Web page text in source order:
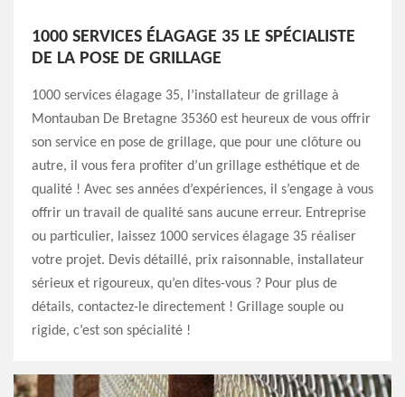
1000 SERVICES ÉLAGAGE 35 LE SPÉCIALISTE
DE LA POSE DE GRILLAGE
1000 services élagage 35, l’installateur de grillage à
Montauban De Bretagne 35360 est heureux de vous offrir
son service en pose de grillage, que pour une clôture ou
autre, il vous fera profiter d’un grillage esthétique et de
qualité ! Avec ses années d’expériences, il s’engage à vous
offrir un travail de qualité sans aucune erreur. Entreprise
ou particulier, laissez 1000 services élagage 35 réaliser
votre projet. Devis détaillé, prix raisonnable, installateur
sérieux et rigoureux, qu’en dites-vous ? Pour plus de
détails, contactez-le directement ! Grillage souple ou
rigide, c’est son spécialité !